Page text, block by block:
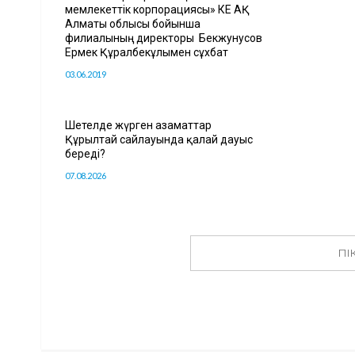
мемлекеттік корпорациясы» КЕ АҚ
Алматы облысы бойынша
филиалының директоры Бекжунусов
Ермек Құралбекұлымен сұхбат
03.06.2019
Шетелде жүрген азаматтар
Құрылтай сайлауында қалай дауыс
береді?
07.08.2026